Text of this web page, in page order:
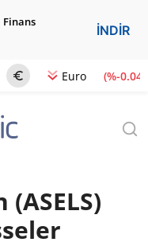
İNDİR
Euro (%-0.04)